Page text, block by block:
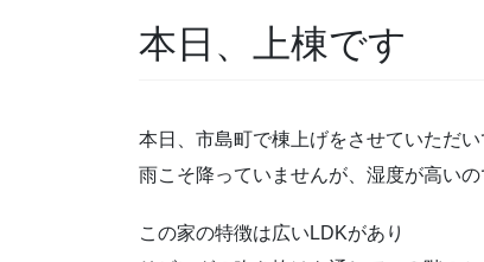
本日、上棟です
本日、市島町で棟上げをさせていただい
雨こそ降っていませんが、湿度が高い
この家の特徴は広いLDKがあり